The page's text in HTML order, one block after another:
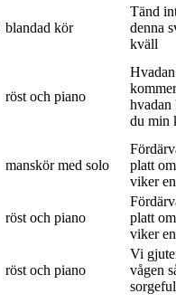
blandad kör
Tänd
denna
kväll
röst och piano
Hvadan
hvadan
du min
manskör med solo
platt
viker
röst och piano
platt
viker
röst och piano
Vi
vågen